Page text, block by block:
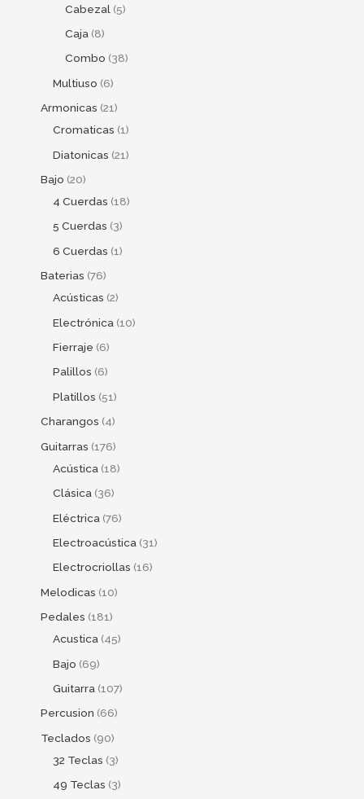
Cabezal 5
Caja 8
Combo 38
Multiuso 6
Armonicas 21
Cromaticas 1
Diatonicas 21
Bajo 20
4 Cuerdas 18
5 Cuerdas 3
6 Cuerdas 1
Baterias 76
Acústicas 2
Electrónica 10
Fierraje 6
Palillos 6
Platillos 51
Charangos 4
Guitarras 176
Acústica 18
Clásica 36
Eléctrica 76
Electroacústica 31
Electrocriollas 16
Melodicas 10
Pedales 181
Acustica 45
Bajo 69
Guitarra 107
Percusion 66
Teclados 90
32 Teclas 3
49 Teclas 3